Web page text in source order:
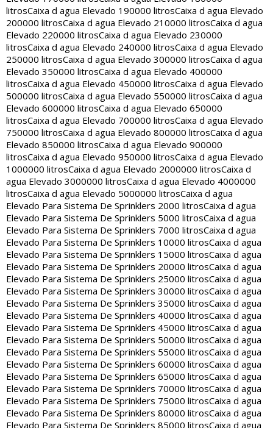
litrosCaixa d agua Elevado 190000 litrosCaixa d agua Elevado
200000 litrosCaixa d agua Elevado 210000 litrosCaixa d agua
Elevado 220000 litrosCaixa d agua Elevado 230000
litrosCaixa d agua Elevado 240000 litrosCaixa d agua Elevado
250000 litrosCaixa d agua Elevado 300000 litrosCaixa d agua
Elevado 350000 litrosCaixa d agua Elevado 400000
litrosCaixa d agua Elevado 450000 litrosCaixa d agua Elevado
500000 litrosCaixa d agua Elevado 550000 litrosCaixa d agua
Elevado 600000 litrosCaixa d agua Elevado 650000
litrosCaixa d agua Elevado 700000 litrosCaixa d agua Elevado
750000 litrosCaixa d agua Elevado 800000 litrosCaixa d agua
Elevado 850000 litrosCaixa d agua Elevado 900000
litrosCaixa d agua Elevado 950000 litrosCaixa d agua Elevado
1000000 litrosCaixa d agua Elevado 2000000 litrosCaixa d
agua Elevado 3000000 litrosCaixa d agua Elevado 4000000
litrosCaixa d agua Elevado 5000000 litrosCaixa d agua
Elevado Para Sistema De Sprinklers 2000 litrosCaixa d agua
Elevado Para Sistema De Sprinklers 5000 litrosCaixa d agua
Elevado Para Sistema De Sprinklers 7000 litrosCaixa d agua
Elevado Para Sistema De Sprinklers 10000 litrosCaixa d agua
Elevado Para Sistema De Sprinklers 15000 litrosCaixa d agua
Elevado Para Sistema De Sprinklers 20000 litrosCaixa d agua
Elevado Para Sistema De Sprinklers 25000 litrosCaixa d agua
Elevado Para Sistema De Sprinklers 30000 litrosCaixa d agua
Elevado Para Sistema De Sprinklers 35000 litrosCaixa d agua
Elevado Para Sistema De Sprinklers 40000 litrosCaixa d agua
Elevado Para Sistema De Sprinklers 45000 litrosCaixa d agua
Elevado Para Sistema De Sprinklers 50000 litrosCaixa d agua
Elevado Para Sistema De Sprinklers 55000 litrosCaixa d agua
Elevado Para Sistema De Sprinklers 60000 litrosCaixa d agua
Elevado Para Sistema De Sprinklers 65000 litrosCaixa d agua
Elevado Para Sistema De Sprinklers 70000 litrosCaixa d agua
Elevado Para Sistema De Sprinklers 75000 litrosCaixa d agua
Elevado Para Sistema De Sprinklers 80000 litrosCaixa d agua
Elevado Para Sistema De Sprinklers 85000 litrosCaixa d agua